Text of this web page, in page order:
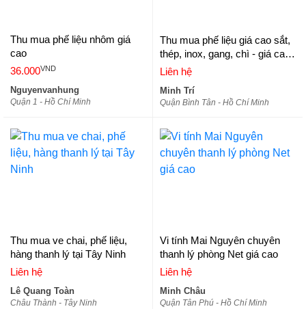
Thu mua phế liệu nhôm giá
cao
36.000VND
Nguyenvanhung
Quận 1 - Hồ Chí Minh
Thu mua phế liệu giá cao sắt,
thép, inox, gang, chì - giá cao
toàn quốc
Liên hệ
Minh Trí
Quận Bình Tân - Hồ Chí Minh
Thu mua ve chai, phế liệu,
hàng thanh lý tại Tây Ninh
Liên hệ
Lê Quang Toàn
Châu Thành - Tây Ninh
Vi tính Mai Nguyên chuyên
thanh lý phòng Net giá cao
Liên hệ
Minh Châu
Quận Tân Phú - Hồ Chí Minh